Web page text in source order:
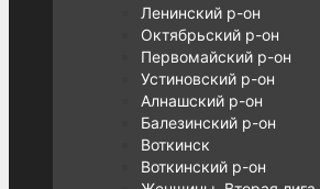
Ленинский р-он
Октябрьский р-он
Первомайский р-он
Устиновский р-он
Алнашский р-он
Балезинский р-он
Воткинск
Воткинский р-он